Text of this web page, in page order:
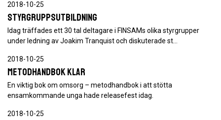
2018-10-25
Styrgruppsutbildning
Idag träffades ett 30 tal deltagare i FINSAMs olika styrgrupper
under ledning av Joakim Tranquist och diskuterade st…
2018-10-25
Metodhandbok klar
En viktig bok om omsorg – metodhandbok i att stötta
ensamkommande unga hade releasefest idag.
2018-10-25